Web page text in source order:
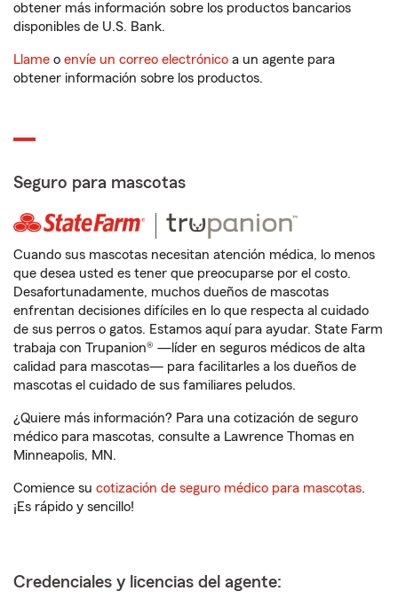
obtener más información sobre los productos bancarios
disponibles de U.S. Bank.
Llame o envíe un correo electrónico a un agente para
obtener información sobre los productos.
Seguro para mascotas
Cuando sus mascotas necesitan atención médica, lo menos
que desea usted es tener que preocuparse por el costo.
Desafortunadamente, muchos dueños de mascotas
enfrentan decisiones difíciles en lo que respecta al cuidado
de sus perros o gatos. Estamos aquí para ayudar. State Farm
trabaja con Trupanion® —líder en seguros médicos de alta
calidad para mascotas— para facilitarles a los dueños de
mascotas el cuidado de sus familiares peludos.
¿Quiere más información? Para una cotización de seguro
médico para mascotas, consulte a Lawrence Thomas en
Minneapolis, MN.
Comience su cotización de seguro médico para mascotas.
¡Es rápido y sencillo!
Credenciales y licencias del agente: